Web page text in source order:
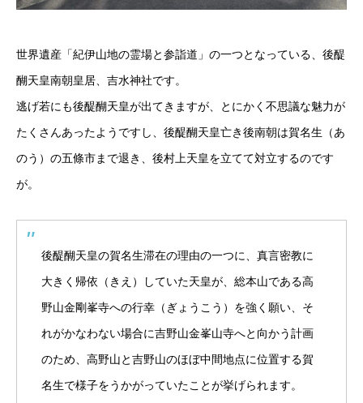
世界遺産「紀伊山地の霊場と参詣道」の一つとなっている、後醍
醐天皇南朝皇居、吉水神社です。
逃げ若にも後醍醐天皇が出てきますが、とにかく不思議な魅力が
たくさんあったようですし、後醍醐天皇亡き後南朝は賀名生（あ
のう）の五條市まで退き、後村上天皇を立てて対立するのです
が。
後醍醐天皇の賀名生滞在の理由の一つに、真言密教に
大きく帰依（きえ）していた天皇が、総本山である高
野山金剛峯寺への行幸（ぎょうこう）を強く願い、そ
れがかなわない場合に吉野山金峯山寺へと向かう計画
のため、高野山と吉野山のほぼ中間地点に位置する賀
名生で様子をうかがっていたことが挙げられます。